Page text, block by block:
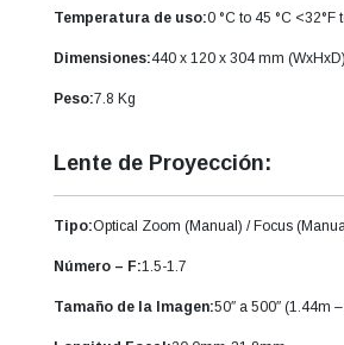
Temperatura de uso:0 °C to 45 °C <32°F
Dimensiones:440 x 120 x 304 mm (WxHxD)
Peso:7.8 Kg
Lente de Proyección:
Tipo:Optical Zoom (Manual) / Focus
Número – F:1.5-1.7
Tamaño de la Imagen:50″ a 500″ (1.44m